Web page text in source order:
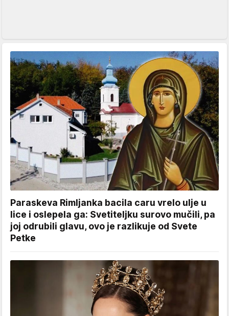
Paraskeva Rimljanka bacila caru vrelo ulje u
lice i oslepela ga: Svetiteljku surovo mučili, pa
joj odrubili glavu, ovo je razlikuje od Svete
Petke